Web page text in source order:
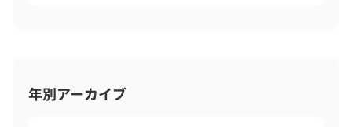
年別アーカイブ